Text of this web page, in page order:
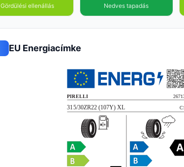
Gördülési ellenállás Nedves tapadás
EU Energiacímke